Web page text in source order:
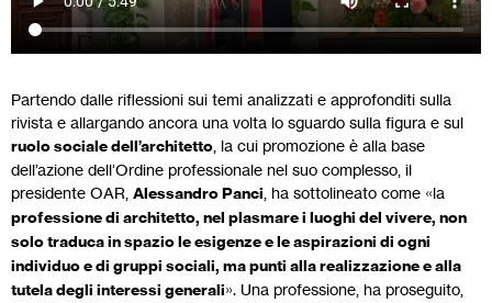
Partendo dalle riflessioni sui temi analizzati e approfonditi sulla
rivista e allargando ancora una volta lo sguardo sulla figura e sul
ruolo sociale dell’architetto , la cui promozione è alla base
dell’azione dell’Ordine professionale nel suo complesso, il
presidente OAR, Alessandro Panci , ha sottolineato come «la
professione di architetto, nel plasmare i luoghi del vivere, non
solo traduca in spazio le esigenze e le aspirazioni di ogni
individuo e di gruppi sociali, ma punti alla realizzazione e alla
tutela degli interessi generali». Una professione, ha proseguito,